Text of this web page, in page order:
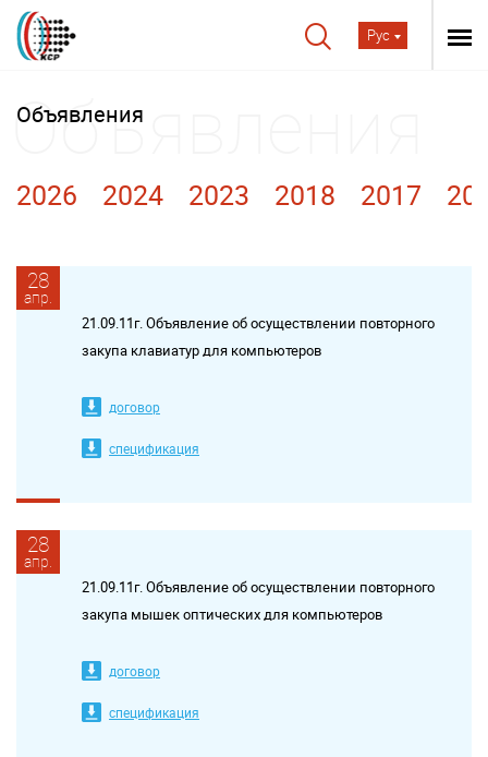
Рус
Объявления
2026 2024 2023 2018 2017
28
апр.
21.09.11г. Объявление об осуществлении повторного
закупа клавиатур для компьютеров
договор
спецификация
28
апр.
21.09.11г. Объявление об осуществлении повторного
закупа мышек оптических для компьютеров
договор
спецификация